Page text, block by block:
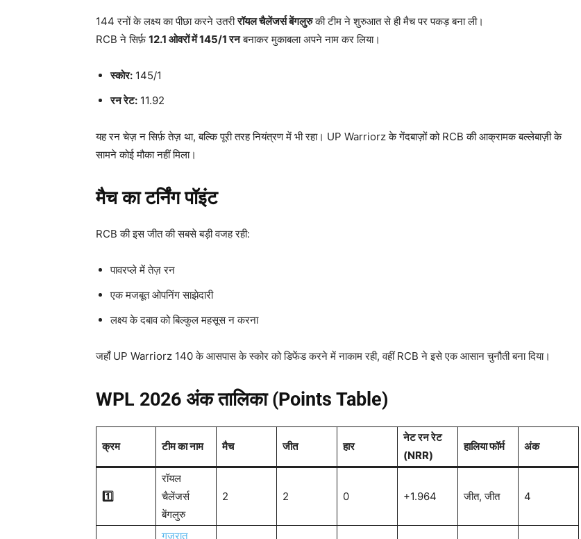
144 रनों के लक्ष्य का पीछा करने उतरीरॉयल चैलेंजर्स बेंगलुरुकी टीम ने शुरुआत से ही मैच पर पकड़ बना ली।
RCB ने सिर्फ़12.1 ओवरों में 145/1रनबनाकर मुकाबला अपने नाम कर लिया।
स्कोर: 145/1
रन रेट: 11.92
यह रन चेज़ न सिर्फ़ तेज़ था, बल्कि पूरी तरह नियंत्रण में भी रहा। UP Warriorz के गेंदबाज़ों को RCB की आक्रामक बल्लेबाज़ी के
सामने कोई मौका नहीं मिला।
मैच का टर्निंग पॉइंट
RCB की इस जीत की सबसे बड़ी वजह रही:
पावरप्ले में तेज़ रन
एक मजबूत ओपनिंग साझेदारी
लक्ष्य के दबाव को बिल्कुल महसूस न करना
जहाँ UP Warriorz 140 के आसपास के स्कोर को डिफेंड करने में नाकाम रही, वहीं RCB ने इसे एक आसान चुनौती बना दिया।
WPL 2026 अंक तालिका (Points Table)
क्रम टीम का नाम मैच जीत हार
नेट रन रेट
(NRR)
हालिया फॉर्म अंक
1️
रॉयल
चैलेंजर्स
बेंगलुरु
2 2 0 +1.964 जीत, जीत 4
गुजरात